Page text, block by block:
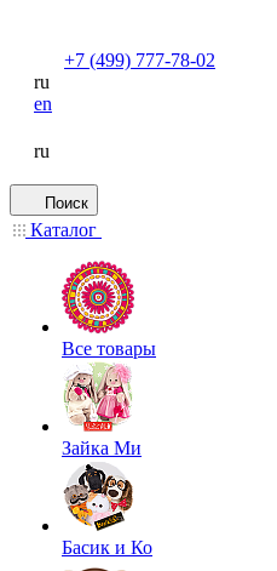
+7 (499) 777-78-02
ru
en
ru
Поиск
Каталог
Все товары
Зайка Ми
Басик и Ко